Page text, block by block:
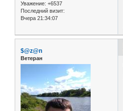
Уважение: +6537
Последний визит:
Вчера 21:34:07
$@z@n
Ветеран